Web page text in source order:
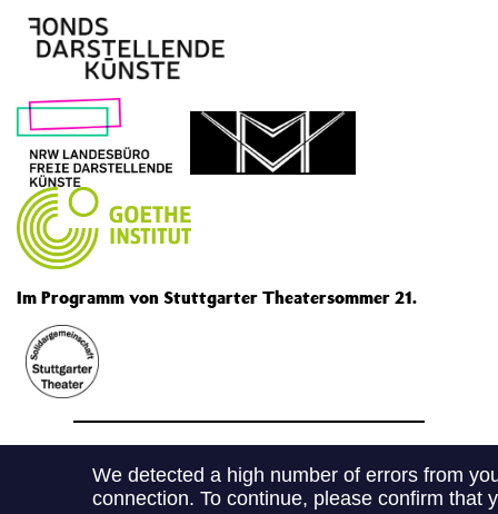
Im Programm von Stuttgarter Theatersommer 21.